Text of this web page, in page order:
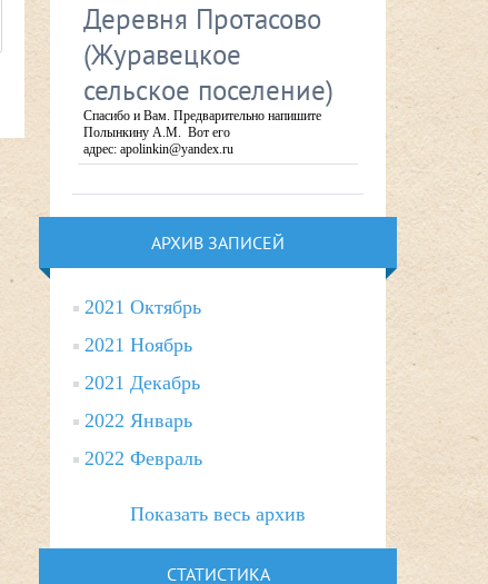
Деревня Протасово
(Журавецкое
сельское поселение)
Спасибо и Вам. Предварительно напишите
Полынкину А.М. Вот его
адрес: apolinkin@yandex.ru
АРХИВ ЗАПИСЕЙ
2021 Октябрь
2021 Ноябрь
2021 Декабрь
2022 Январь
2022 Февраль
Показать весь архив
СТАТИСТИКА